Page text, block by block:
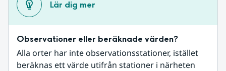
Lär dig mer
Observationer eller beräknade värden?
Alla orter har inte observationsstationer, istället
beräknas ett värde utifrån stationer i närheten